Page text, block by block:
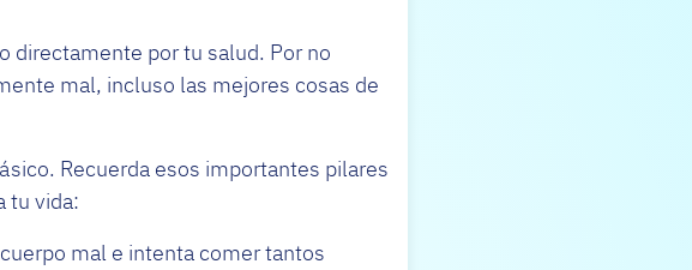
directamente por tu salud. Por no
mal, incluso las mejores cosas de
Recuerda esos importantes pilares
tu vida:
mal e intenta comer tantos